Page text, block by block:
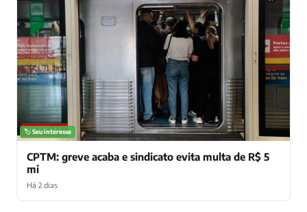
NOTÍCIAS
🏷️ Seu interesse
CPTM: greve acaba e sindicato evita multa de R$ 5
mi
Há 2 dias